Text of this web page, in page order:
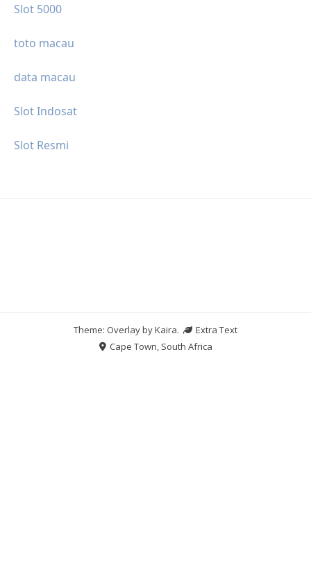
Slot 5000
toto macau
data macau
Slot Indosat
Slot Resmi
Theme: Overlay byKaira.
Extra Text
Cape Town, South Africa